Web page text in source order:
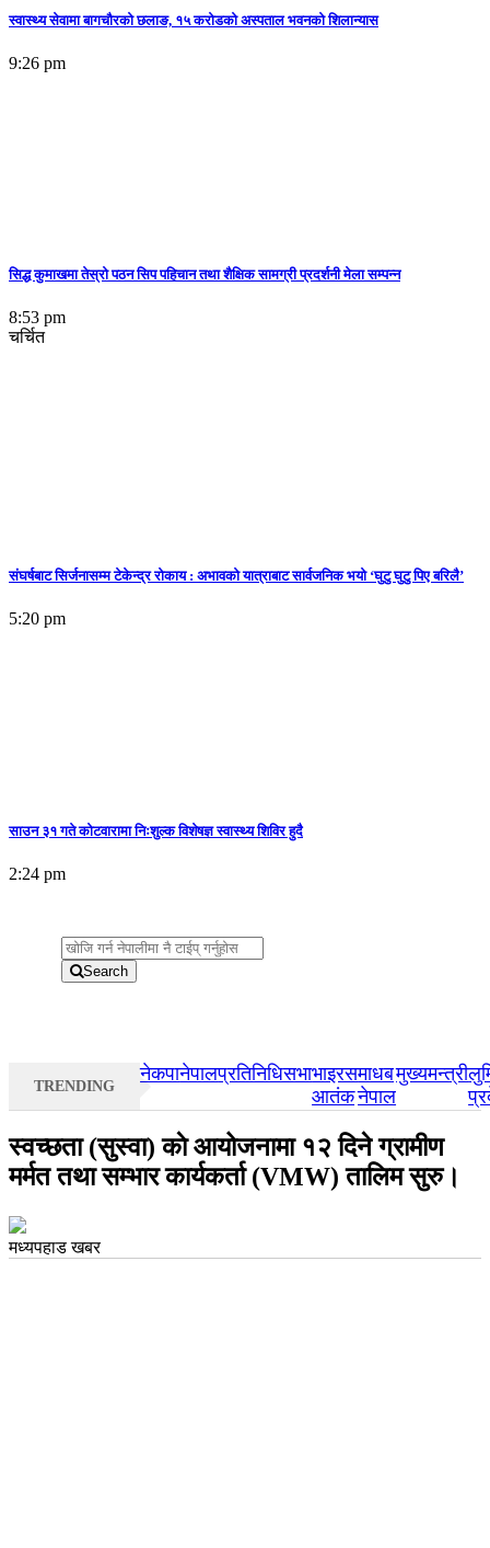
स्वास्थ्य सेवामा बागचौरको छलाङ, १५ करोडको अस्पताल भवनको शिलान्यास
9:26 pm
सिद्ध कुमाखमा तेस्रो पठन सिप पहिचान तथा शैक्षिक सामग्री प्रदर्शनी मेला सम्पन्न
8:53 pm
चर्चित
संघर्षबाट सिर्जनासम्म टेकेन्द्र रोकाय : अभावको यात्राबाट सार्वजनिक भयो ‘घुटु घुटु पिए बरिलै’
5:20 pm
साउन ३१ गते कोटवारामा निःशुल्क विशेषज्ञ स्वास्थ्य शिविर हुदै
2:24 pm
Search
TRENDING
नेकपानेपालप्रतिनिधिसभाभाइरस
आतंक
माधब
नेपाल
मुख्यमन्त्री
स्वच्छता (सुस्वा) काे आयोजनामा १२ दिने ग्रामीण
मर्मत तथा सम्भार कार्यकर्ता (VMW) तालिम सुरु।
मध्यपहाड खबर